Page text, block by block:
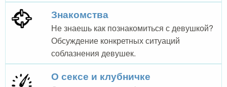
Знакомства
Не знаешь как познакомиться с девушкой?
Обсуждение конкретных ситуаций
соблазнения девушек.
О сексе и клубничке